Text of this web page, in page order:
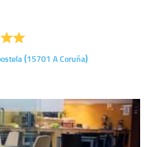
(15701 A Coruña)